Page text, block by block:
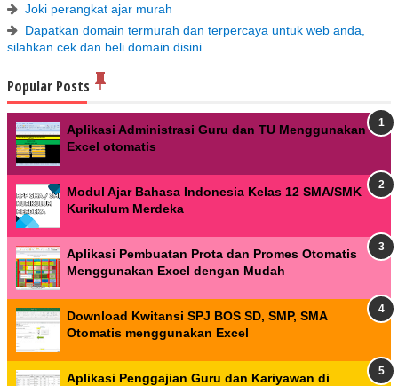
Joki perangkat ajar murah
Dapatkan domain termurah dan terpercaya untuk web anda,
silahkan cek dan beli domain disini
Popular Posts
Aplikasi Administrasi Guru dan TU Menggunakan
Excel otomatis
Modul Ajar Bahasa Indonesia Kelas 12 SMA/SMK
Kurikulum Merdeka
Aplikasi Pembuatan Prota dan Promes Otomatis
Menggunakan Excel dengan Mudah
Download Kwitansi SPJ BOS SD, SMP, SMA
Otomatis menggunakan Excel
Aplikasi Penggajian Guru dan Kariyawan di